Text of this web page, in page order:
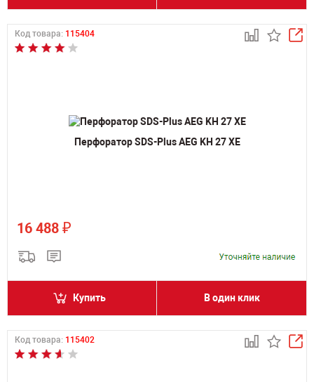
Код товара: 115404
Перфоратор SDS-Plus AEG KH 27 XE
16 488 ₽
Купить В один клик
Код товара: 115402